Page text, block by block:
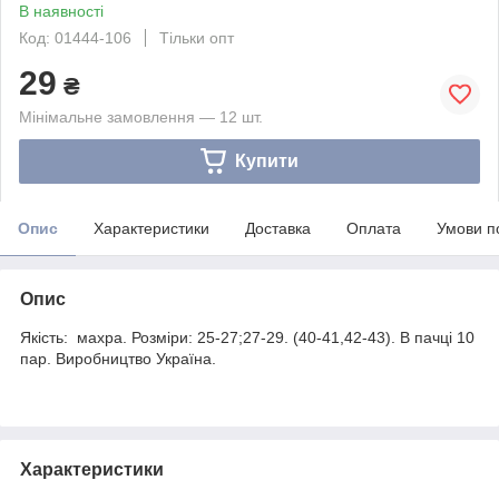
В наявності
Код: 01444-106
Тільки опт
29 ₴
Мінімальне замовлення — 12 шт.
Купити
Опис Характеристики Доставка Оплата Умови
Опис
Якість: махра. Розміри: 25-27;27-29. (40-41,42-43). В пачці 10
пар. Виробництво Україна.
Характеристики